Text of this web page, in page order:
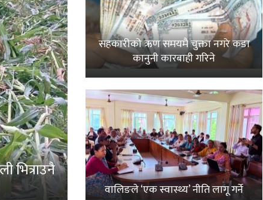
भित्राउनै
सहकारीको ऋण समयमै चुक्ता नगरे कडा
कानुनी कारबाही गरिने
वालिङले ‘एक स्वास्थ्य’ नीति लागू गर्ने